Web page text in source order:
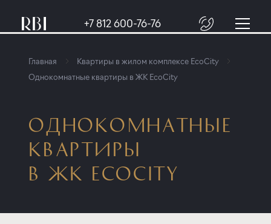
+7 812 600-76-76
Главная
Квартиры в жилом комплексе EcoCity
Однокомнатные квартиры в ЖК EcoCity
ОДНОКОМНАТНЫЕ
КВАРТИРЫ
В ЖК ECOCITY